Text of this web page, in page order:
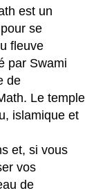
est un
se
fleuve
par Swami
de
Le temple
islamique et
et, si vous
vos
de